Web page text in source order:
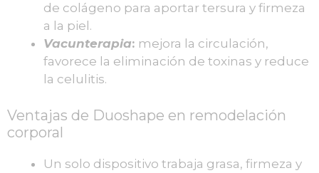
de colágeno para aportar tersura y firmeza
a la piel.
Vacunterapia: mejora la circulación,
favorece la eliminación de toxinas y reduce
la celulitis.
Ventajas de Duoshape en remodelación
corporal
Un solo dispositivo trabaja grasa, firmeza y